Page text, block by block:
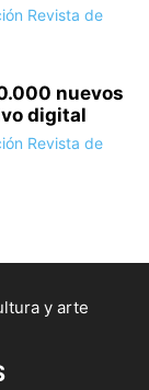
Revista de
nuevos
digital
Revista de